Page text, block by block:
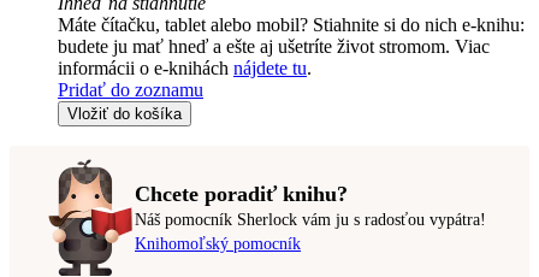
Máte čítačku, tablet alebo mobil? Stiahnite si do nich e-knihu:
budete ju mať hneď a ešte aj ušetríte život stromom. Viac
informácii o e-knihách nájdete tu.
Pridať do zoznamu
Vložiť do košíka
Chcete poradiť knihu?
Náš pomocník Sherlock vám ju s radosťou vypátra!
Knihomoľský pomocník